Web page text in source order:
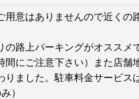
用意はありませんので近くの
の路上パーキングがオススメ
間にご注意下さい）また店舗
りました。駐車料金サービス
）